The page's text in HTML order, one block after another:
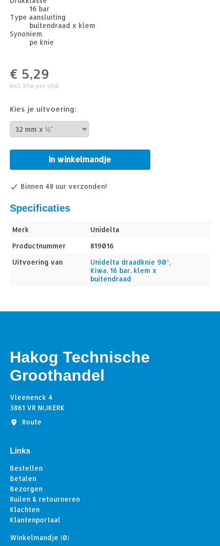
16 bar
Type aansluiting
buitendraad x klem
Synoniem
pe knie
€ 5,29
incl. btw per stuk
Kies je uitvoering:
In winkelmandje
Binnen 48 uur verzonden!
Specificaties
Merk
Unidelta
Productnummer
819016
Uitvoering van
Unidelta draadknie 90°,
Kiwa, 16 bar, klem x
buitendraad
Hakog Technische
Groothandel
Vleenenck 4
3861 VR NIJKERK
Route
Links
Bestellen
Betalen
Bezorgen
Ruilen & retourneren
Klachten
Klantenportaal
Winkelmandje (0)